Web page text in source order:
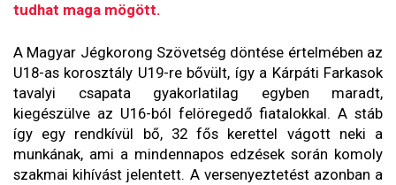
tudhat maga mögött.
A Magyar Jégkorong Szövetség döntése értelmében az
U18-as korosztály U19-re bővült, így a Kárpáti Farkasok
tavalyi csapata gyakorlatilag egyben maradt,
kiegészülve az U16-ból felöregedő fiatalokkal. A stáb
így egy rendkívül bő, 32 fős kerettel vágott neki a
munkának, ami a mindennapos edzések során komoly
szakmai kihívást jelentett. A versenyeztetést azonban a